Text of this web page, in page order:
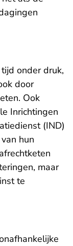
onder druk,
door
Ook
Inrichtingen
(IND)
hun
maar
te